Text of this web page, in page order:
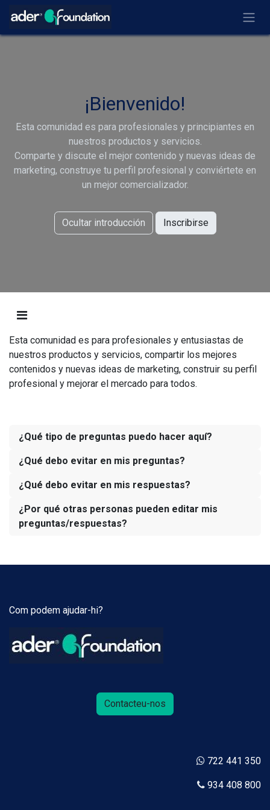
Ir al contenido
¡Bienvenido!
Esta comunidad es para profesionales y principiantes en
nuestros productos y servicios.
Comparte y discute el mejor contenido y nuevas ideas de
marketing, construye tu perfil profesional y conviértete en
un mejor comercializador.
Ocultar introducción Inscribirse
Esta comunidad es para profesionales y entusiastas de
nuestros productos y servicios, compartir los mejores
contenidos y nuevas ideas de marketing, construir su perfil
profesional y mejorar el mercado para todos.
¿Qué tipo de preguntas puedo hacer aquí?
¿Qué debo evitar en mis preguntas?
¿Qué debo evitar en mis respuestas?
¿Por qué otras personas pueden editar mis
preguntas/respuestas?
Com podem ajudar-hi?
Contacteu-nos
722 441 350
934 408 800